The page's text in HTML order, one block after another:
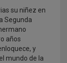
su niñez en
Segunda
años
y
mundo de la